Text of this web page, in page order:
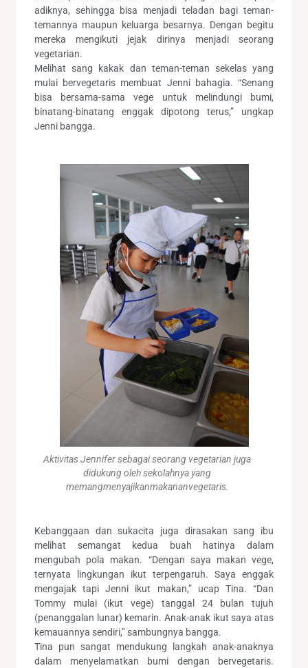
adiknya, sehingga bisa menjadi teladan bagi teman-
temannya maupun keluarga besarnya. Dengan begitu
mereka mengikuti jejak dirinya menjadi seorang
vegetarian.
Melihat sang kakak dan teman-teman sekelas yang
mulai bervegetaris membuat Jenni bahagia. “Senang
bisa bersama-sama vege untuk melindungi bumi,
binatang-binatang enggak dipotong terus,” ungkap
Jenni bangga.
Aktivitas Jennifer sebagai seorang vegetarian juga
didukung oleh sekolahnya yang
memangmenyajikanmakananvegetaris.
Kebanggaan dan sukacita juga dirasakan sang ibu
melihat semangat kedua buah hatinya dalam
mengubah pola makan. “Dengan saya makan vege,
ternyata lingkungan ikut terpengaruh. Saya enggak
mengajak tapi Jenni ikut makan,” ucap Tina. “Dan
Tommy mulai (ikut vege) tanggal 24 bulan tujuh
(penanggalan lunar) kemarin. Anak-anak ikut saya atas
kemauannya sendiri,” sambungnya bangga.
Tina pun sangat mendukung langkah anak-anaknya
dalam menyelamatkan bumi dengan bervegetaris.